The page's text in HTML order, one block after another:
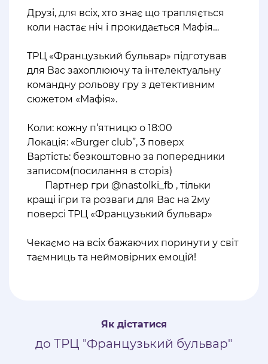
Друзі, для всіх, хто знає що трапляється
коли настає ніч і прокидається Мафія…
ТРЦ «Французький бульвар» підготував
для Вас захоплюючу та інтелектуальну
командну рольову гру з детективним
сюжетом «Мафія».
Коли: кожну п‘ятницю о 18:00
Локація: «Burger club”, 3 поверх
Вартість: безкоштовно за попередники
записом(посилання в сторіз)
Партнер гри @nastolki_fb , тільки
кращі ігри та розваги для Вас на 2му
поверсі ТРЦ «Французький бульвар»
Чекаємо на всіх бажаючих поринути у світ
таємниць та неймовірних емоцій!
Як дістатися
до ТРЦ "Французький бульвар"